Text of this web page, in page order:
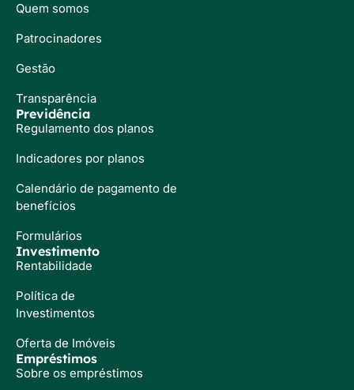
Quem somos
Patrocinadores
Gestão
Transparência
Previdência
Regulamento dos planos
Indicadores por planos
Calendário de pagamento de
benefícios
Formulários
Investimento
Rentabilidade
Política de
Investimentos
Oferta de Imóveis
Empréstimos
Sobre os empréstimos